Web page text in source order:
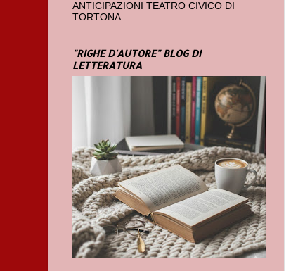
ANTICIPAZIONI TEATRO CIVICO DI
TORTONA
"RIGHE D'AUTORE" BLOG DI
LETTERATURA